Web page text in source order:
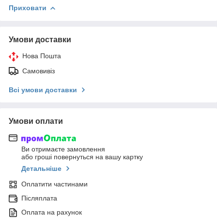
Приховати
Умови доставки
Нова Пошта
Самовивіз
Всі умови доставки
Умови оплати
Ви отримаєте замовлення
або гроші повернуться на вашу картку
Детальніше
Оплатити частинами
Післяплата
Оплата на рахунок